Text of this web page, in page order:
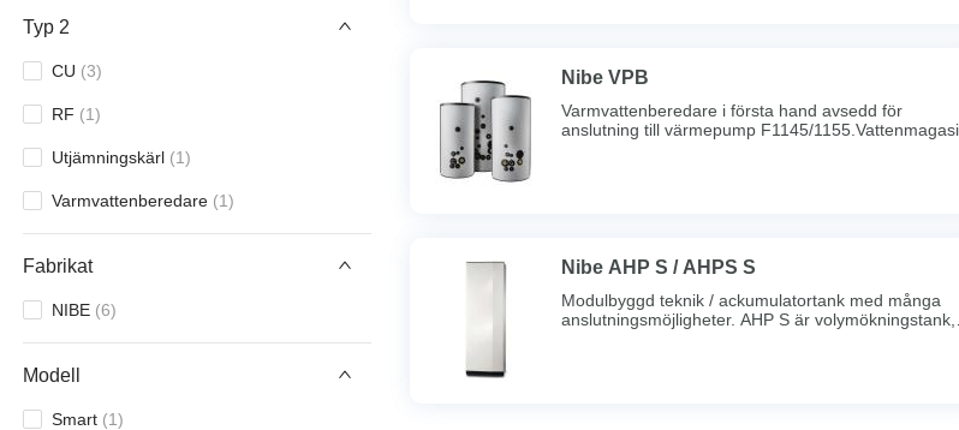
Typ 2
CU (3)
RF (1)
Utjämningskärl (1)
Varmvattenberedare (1)
Fabrikat
NIBE (6)
Modell
Smart (1)
Nibe VPB
Varmvattenberedare i första hand avsedd för
anslutning till värmepump F1145/1155.Vattenmagasin
Nibe AHP S / AHPS S
Modulbyggd teknik / ackumulatortank med många
anslutningsmöjligheter. AHP S är volymökningstank,